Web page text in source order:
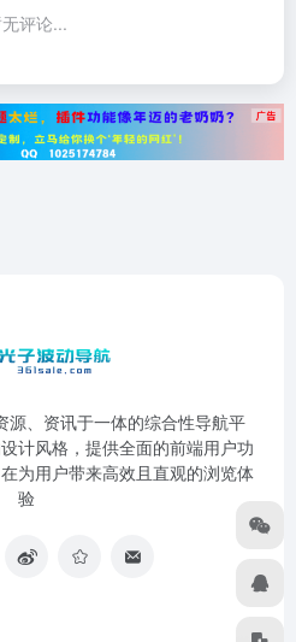
评论...
源、资讯于一体的综合性导航平
计风格，提供全面的前端用户功
为用户带来高效且直观的浏览体
验